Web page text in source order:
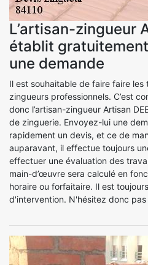
L’artisan-zingueur
établit
une demande
Il est souhaitable de faire faire
zingueurs professionnels. C’est
donc l’artisan-zingueur Artisan
de zinguerie. Envoyez-lui une
rapidement un devis, et ce de
auparavant, il effectue toujours
effectuer une évaluation des
main-d’œuvre sera calculé en
horaire ou forfaitaire. Il est
d'intervention. N'hésitez donc